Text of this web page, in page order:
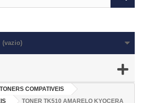
(vazio)
TONERS COMPATIVEIS
TONER TK510 AMARELO KYOCERA